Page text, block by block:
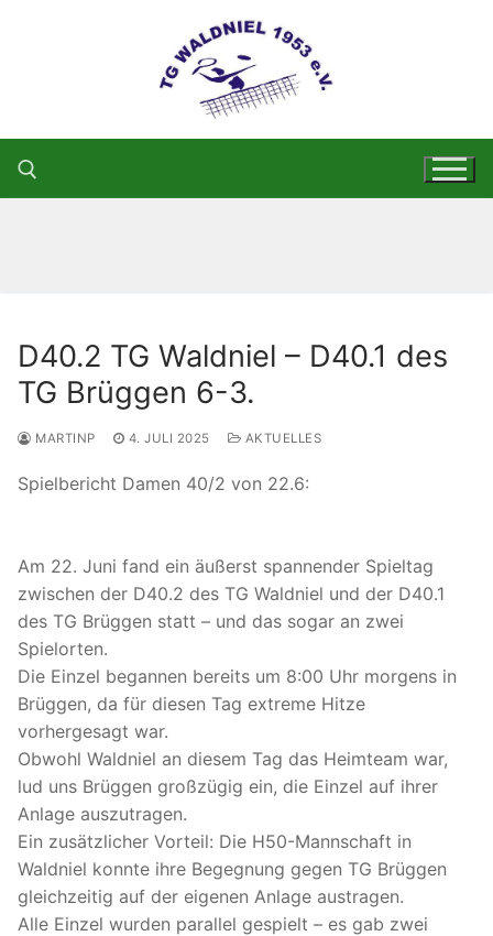
D40.2 TG Waldniel – D40.1 des
TG Brüggen 6-3.
MARTINP 4. JULI 2025 AKTUELLES
Spielbericht Damen 40/2 von 22.6:
Am 22. Juni fand ein äußerst spannender Spieltag
zwischen der D40.2 des TG Waldniel und der D40.1
des TG Brüggen statt – und das sogar an zwei
Spielorten.
Die Einzel begannen bereits um 8:00 Uhr morgens in
Brüggen, da für diesen Tag extreme Hitze
vorhergesagt war.
Obwohl Waldniel an diesem Tag das Heimteam war,
lud uns Brüggen großzügig ein, die Einzel auf ihrer
Anlage auszutragen.
Ein zusätzlicher Vorteil: Die H50-Mannschaft in
Waldniel konnte ihre Begegnung gegen TG Brüggen
gleichzeitig auf der eigenen Anlage austragen.
Alle Einzel wurden parallel gespielt – es gab zwei